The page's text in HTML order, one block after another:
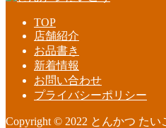
TOP
店舗紹介
お品書き
新着情報
お問い合わせ
プライバシーポリシー
Copyright © 2022 とんかつ たい